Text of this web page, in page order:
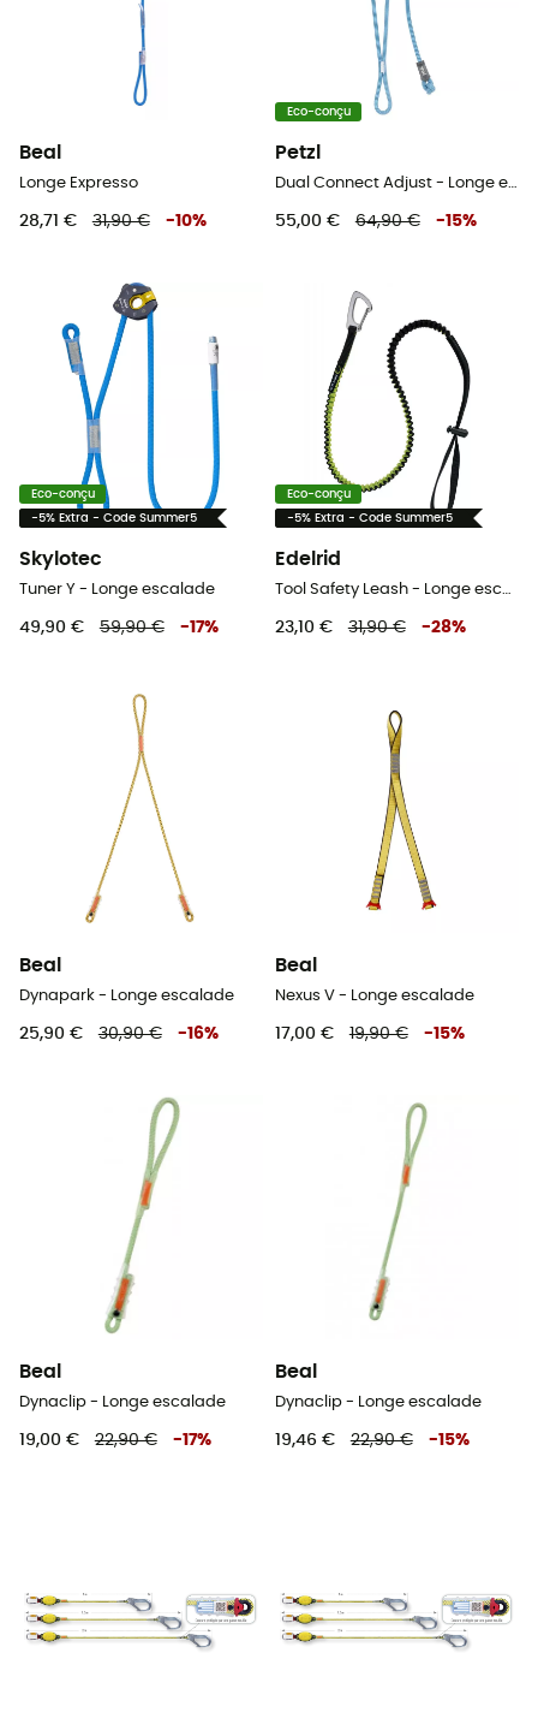
Beal
Longe Expresso
28,71 € 31,90 € -10%
Eco-conçu
Petzl
55,00 € 64,90 € -15%
Eco-conçu
-5% Extra - Code Summer5
Skylotec
Tuner Y - Longe escalade
49,90 € 59,90 € -17%
Eco-conçu
-5% Extra - Code Summer5
Edelrid
23,10 € 31,90 € -28%
Beal
Dynapark - Longe escalade
25,90 € 30,90 € -16%
Beal
Nexus V - Longe escalade
17,00 € 19,90 € -15%
Beal
Dynaclip - Longe escalade
19,00 € 22,90 € -17%
Beal
Dynaclip - Longe escalade
19,46 € 22,90 € -15%